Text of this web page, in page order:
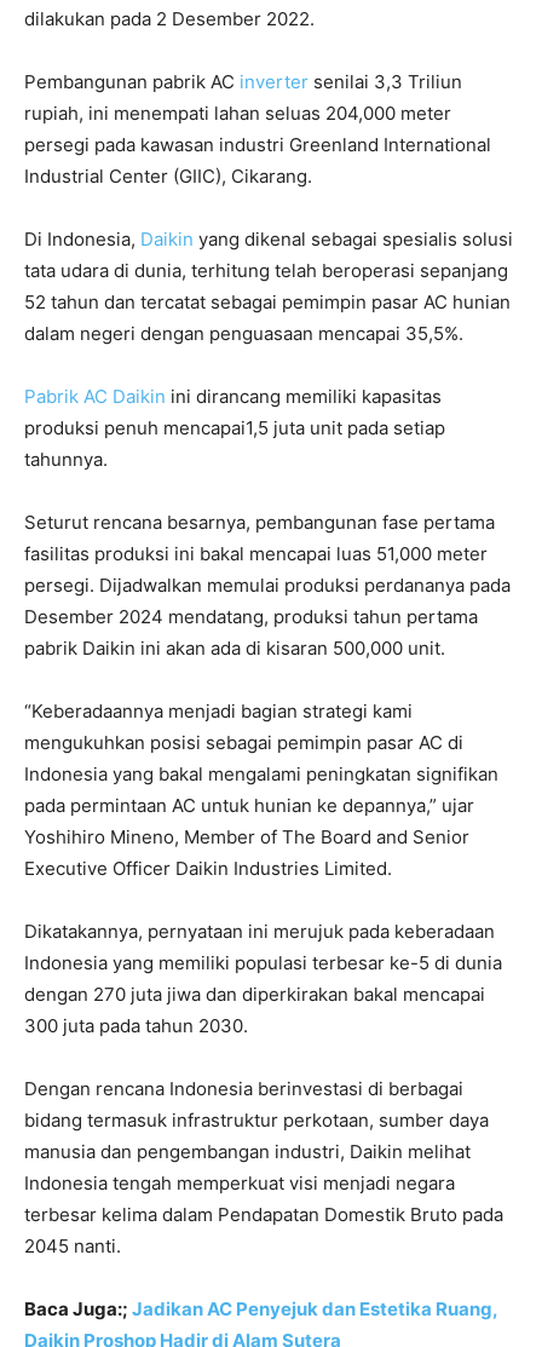
dilakukan pada 2 Desember 2022.
Pembangunan pabrik AC inverter senilai 3,3 Triliun
rupiah, ini menempati lahan seluas 204,000 meter
persegi pada kawasan industri Greenland International
Industrial Center (GIIC), Cikarang.
Di Indonesia, Daikin yang dikenal sebagai spesialis solusi
tata udara di dunia, terhitung telah beroperasi sepanjang
52 tahun dan tercatat sebagai pemimpin pasar AC hunian
dalam negeri dengan penguasaan mencapai 35,5%.
Pabrik AC Daikin ini dirancang memiliki kapasitas
produksi penuh mencapai1,5 juta unit pada setiap
tahunnya.
Seturut rencana besarnya, pembangunan fase pertama
fasilitas produksi ini bakal mencapai luas 51,000 meter
persegi. Dijadwalkan memulai produksi perdananya pada
Desember 2024 mendatang, produksi tahun pertama
pabrik Daikin ini akan ada di kisaran 500,000 unit.
“Keberadaannya menjadi bagian strategi kami
mengukuhkan posisi sebagai pemimpin pasar AC di
Indonesia yang bakal mengalami peningkatan signifikan
pada permintaan AC untuk hunian ke depannya,” ujar
Yoshihiro Mineno, Member of The Board and Senior
Executive Officer Daikin Industries Limited.
Dikatakannya, pernyataan ini merujuk pada keberadaan
Indonesia yang memiliki populasi terbesar ke-5 di dunia
dengan 270 juta jiwa dan diperkirakan bakal mencapai
300 juta pada tahun 2030.
Dengan rencana Indonesia berinvestasi di berbagai
bidang termasuk infrastruktur perkotaan, sumber daya
manusia dan pengembangan industri, Daikin melihat
Indonesia tengah memperkuat visi menjadi negara
terbesar kelima dalam Pendapatan Domestik Bruto pada
2045 nanti.
Baca Juga:; Jadikan AC Penyejuk dan Estetika Ruang,
Daikin Proshop Hadir di Alam Sutera